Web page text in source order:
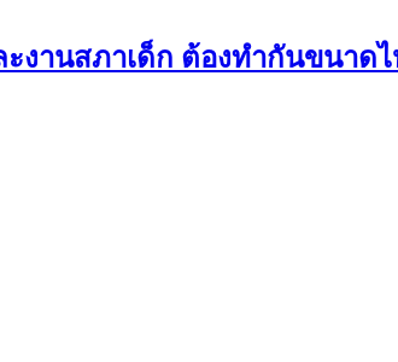
งานสภาเด็ก ต้องทำกันขนาด